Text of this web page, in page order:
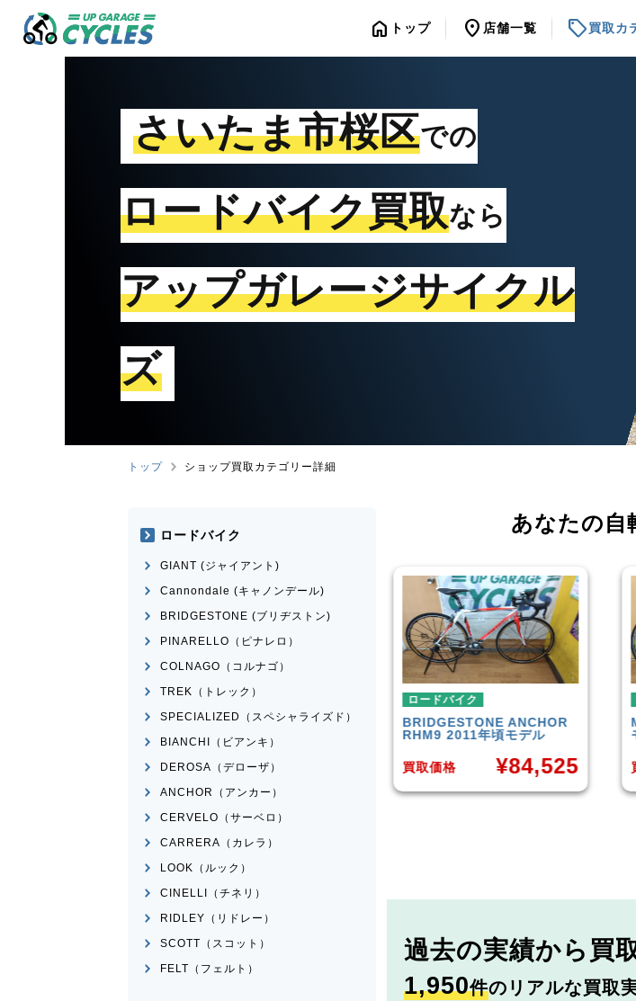
home トップ location_on 店舗一覧 sell買取カ
さいたま市桜区での
ロードバイク買取なら
アップガレージサイクル
ズ
トップ ショップ買取カテゴリー詳細
あなたの自
14,570
ロードバイク
BRIDGESTONEANCHOR
RHM9 2011年頃モデル
買取価格 84,525
ロードバイク
MERIDARIDE 200 2017年
モデル
買取価格 ¥
過去の実績から 買
1,950件のリアルな買取
ロードバイク
GIANT (ジャイアント)
Cannondale (キャノンデール)
BRIDGESTONE (ブリヂストン)
PINARELLO（ピナレロ）
COLNAGO（コルナゴ）
TREK（トレック）
SPECIALIZED（スペシャライズド）
BIANCHI（ビアンキ）
DEROSA（デローザ）
ANCHOR（アンカー）
CERVELO（サーベロ）
CARRERA（カレラ）
LOOK（ルック）
CINELLI（チネリ）
RIDLEY（リドレー）
SCOTT（スコット）
FELT（フェルト）